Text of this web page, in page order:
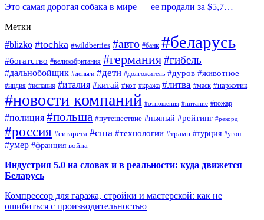
Это самая дорогая собака в мире — ее продали за $5,7…
Метки
#blizko #tochka #wildberries #авто #банк #беларусь
#богатство #великобритания #германия#гибель
#дальнобойщик #деньги #дети #долгожитель #дуров #животное
#индия #испания #италия #китай #кот #кража #литва #маск #наркотик
#новости компаний #отношения #питание #пожар
#полиция #польша #путешествие #пьяный #рейтинг #рекорд
#россия #сигарета #сша #технологии #трамп #турция #угон
#умер #франция война
Индустрия 5.0 на словах и в реальности: куда движется
Беларусь
Компрессор для гаража, стройки и мастерской: как не
ошибиться с производительностью